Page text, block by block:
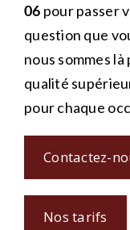
06 pour passer
question que
nous sommes
qualité
pour chaque
Contactez-
Nos tarifs